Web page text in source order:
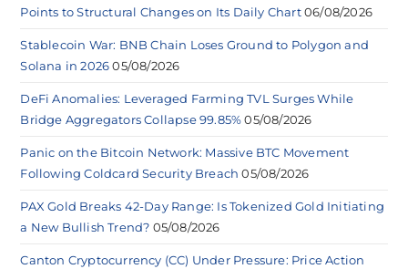
Points to Structural Changes on Its Daily Chart 06/08/2026
Stablecoin War: BNB Chain Loses Ground to Polygon and
Solana in 2026 05/08/2026
DeFi Anomalies: Leveraged Farming TVL Surges While
Bridge Aggregators Collapse 99.85% 05/08/2026
Panic on the Bitcoin Network: Massive BTC Movement
Following Coldcard Security Breach 05/08/2026
PAX Gold Breaks 42-Day Range: Is Tokenized Gold Initiating
a New Bullish Trend? 05/08/2026
Canton Cryptocurrency (CC) Under Pressure: Price Action